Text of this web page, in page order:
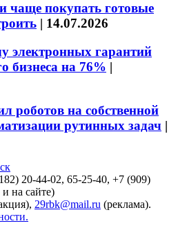
чаще покупать готовые
| 14.07.2026
электронных гарантий
бизнеса на 76% |
роботов на собственной
рутинных задач |
20-44-02, 65-25-40, +7 (909)
и на сайте)
29rbk@mail.ru (реклама).